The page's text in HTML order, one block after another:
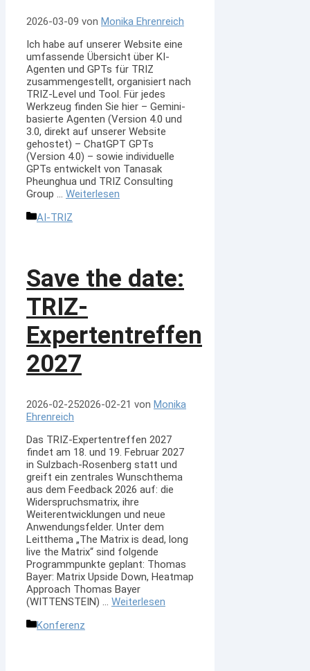
2026-03-09 von Monika Ehrenreich
Ich habe auf unserer Website eine
umfassende Übersicht über KI-
Agenten und GPTs für TRIZ
zusammengestellt, organisiert nach
TRIZ-Level und Tool. Für jedes
Werkzeug finden Sie hier – Gemini-
basierte Agenten (Version 4.0 und
3.0, direkt auf unserer Website
gehostet) – ChatGPT GPTs
(Version 4.0) – sowie individuelle
GPTs entwickelt von Tanasak
Pheunghua und TRIZ Consulting
Group … Weiterlesen
Kategorien
AI-TRIZ
Save the date:
TRIZ-
Expertentreffen
2027
2026-02-252026-02-21 von Monika
Ehrenreich
Das TRIZ-Expertentreffen 2027
findet am 18. und 19. Februar 2027
in Sulzbach-Rosenberg statt und
greift ein zentrales Wunschthema
aus dem Feedback 2026 auf: die
Widerspruchsmatrix, ihre
Weiterentwicklungen und neue
Anwendungsfelder. Unter dem
Leitthema „The Matrix is dead, long
live the Matrix“ sind folgende
Programmpunkte geplant: Thomas
Bayer: Matrix Upside Down, Heatmap
Approach Thomas Bayer
(WITTENSTEIN) … Weiterlesen
Kategorien
Konferenz